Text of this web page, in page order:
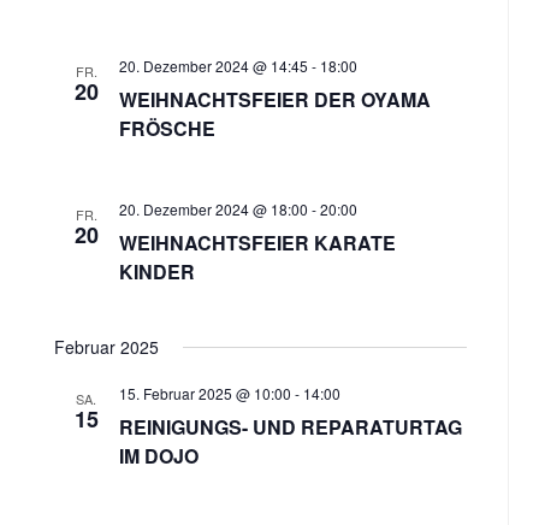
FR.
20
20. Dezember 2024 @ 14:45 - 18:00
WEIHNACHTSFEIER DER OYAMA
FRÖSCHE
FR.
20
20. Dezember 2024 @ 18:00 -20:00
WEIHNACHTSFEIER KARATE
KINDER
Februar 2025
SA.
15
15. Februar 2025 @ 10:00 - 14:00
REINIGUNGS- UND REPARATURTAG
IM DOJO